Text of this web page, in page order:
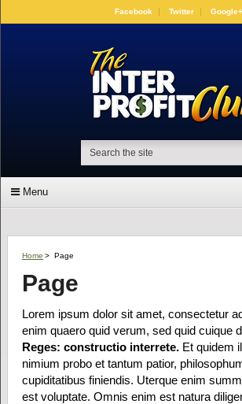
Facebook Twitter Google+
Menu
Home > Page
Page
Lorem ipsum dolor sit amet, consectetur
enim quaero quid verum, sed quid cuique
Reges: constructio interrete.Et quidem
nimium probo et tantum patior,
cupiditatibus finiendis. Uterque enim
est voluptate. Omnis enim est natura